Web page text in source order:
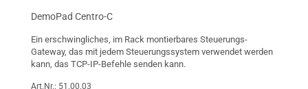
DemoPad Centro-C
Ein erschwingliches, im Rack montierbares Steuerungs-
Gateway, das mit jedem Steuerungssystem verwendet werden
kann, das TCP-IP-Befehle senden kann.
Art.Nr.: 51.00.03